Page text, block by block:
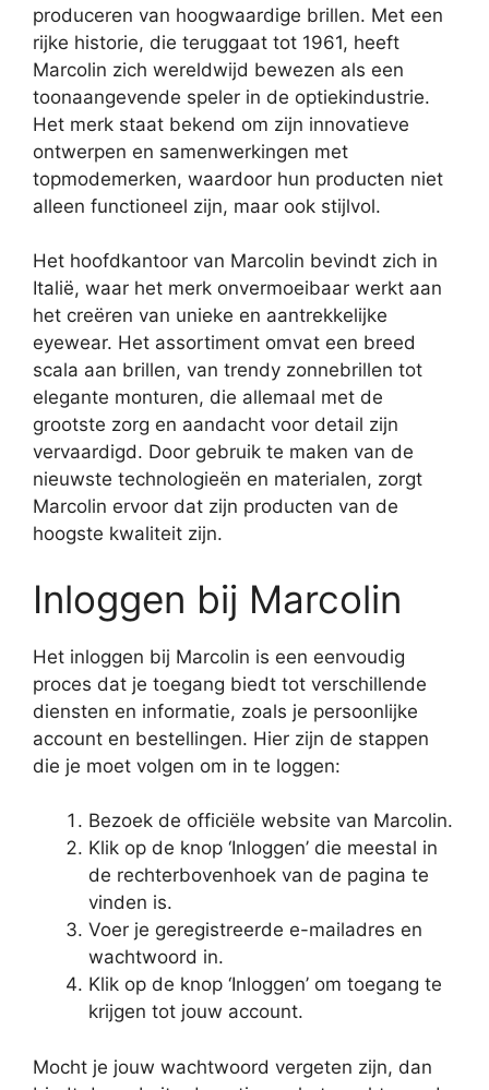
produceren van hoogwaardige brillen. Met een
rijke historie, die teruggaat tot 1961, heeft
Marcolin zich wereldwijd bewezen als een
toonaangevende speler in de optiekindustrie.
Het merk staat bekend om zijn innovatieve
ontwerpen en samenwerkingen met
topmodemerken, waardoor hun producten niet
alleen functioneel zijn, maar ook stijlvol.
Het hoofdkantoor van Marcolin bevindt zich in
Italië, waar het merk onvermoeibaar werkt aan
het creëren van unieke en aantrekkelijke
eyewear. Het assortiment omvat een breed
scala aan brillen, van trendy zonnebrillen tot
elegante monturen, die allemaal met de
grootste zorg en aandacht voor detail zijn
vervaardigd. Door gebruik te maken van de
nieuwste technologieën en materialen, zorgt
Marcolin ervoor dat zijn producten van de
hoogste kwaliteit zijn.
Inloggen bij Marcolin
Het inloggen bij Marcolin is een eenvoudig
proces dat je toegang biedt tot verschillende
diensten en informatie, zoals je persoonlijke
account en bestellingen. Hier zijn de stappen
die je moet volgen om in te loggen:
Bezoek de officiële website van Marcolin.
Klik op de knop ‘Inloggen’ die meestal in
de rechterbovenhoek van de pagina te
vinden is.
Voer je geregistreerde e-mailadres en
wachtwoord in.
Klik op de knop ‘Inloggen’ om toegang te
krijgen tot jouw account.
Mocht je jouw wachtwoord vergeten zijn, dan